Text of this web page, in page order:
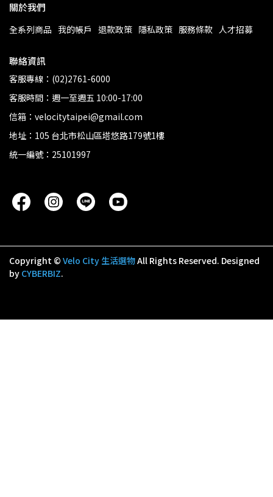
關於我們
全系列商品 我的帳戶 退款政策 隱私政策 服務條款 人才招募
聯絡資訊
客服專線：(02)2761-6000
客服時間：週一至週五 10:00-17:00
信箱：velocitytaipei@gmail.com
地址：105 台北市松山區塔悠路179號1樓
統一編號：25101997
Copyright © Velo City 生活選物All Rights Reserved. Designed
by CYBERBIZ.